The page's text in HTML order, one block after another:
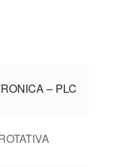
– PLC